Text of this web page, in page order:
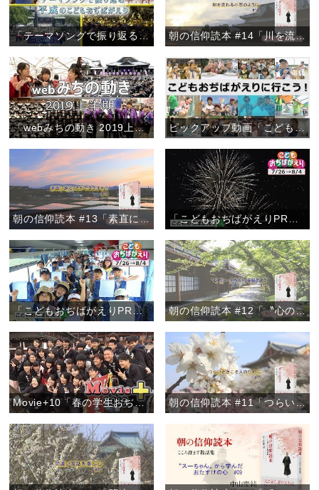
「テーマソングで振り返る 平成のこどもおぢばがえり」『ピックアップ動画』 朝の信仰読本 #14「川を流れる小石のように」
「webみちの動き 2019上半期」 ピックアップ動画「こどもおぢばがえりに行こう！」
朝の信仰読本 #13「素直に謝ることができますか？」 「こどもおぢばがえりPRムービー2019【Ver.2】」
「こどもおぢばがえりPRムービー2019【Ver.1】」 朝の信仰読本 #12「〝心のシートベルト〟を締めよう」
Movie+10「春の学生おぢばがえり」 朝の信仰読本 #11「つらいときこそ人のために」